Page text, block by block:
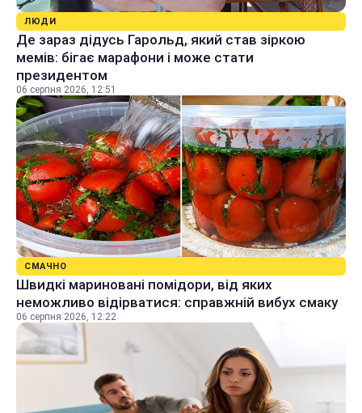
ЛЮДИ
Де зараз дідусь Гарольд, який став зіркою
мемів: бігає марафони і може стати
президентом
06 серпня 2026, 12:51
СМАЧНО
Швидкі мариновані помідори, від яких
неможливо відірватися: справжній вибух смаку
06 серпня 2026, 12:22